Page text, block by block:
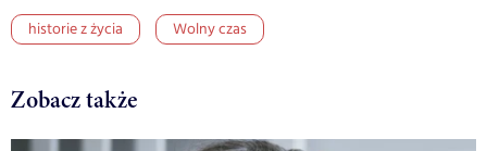
historie z życia Wolny czas
Zobacz także